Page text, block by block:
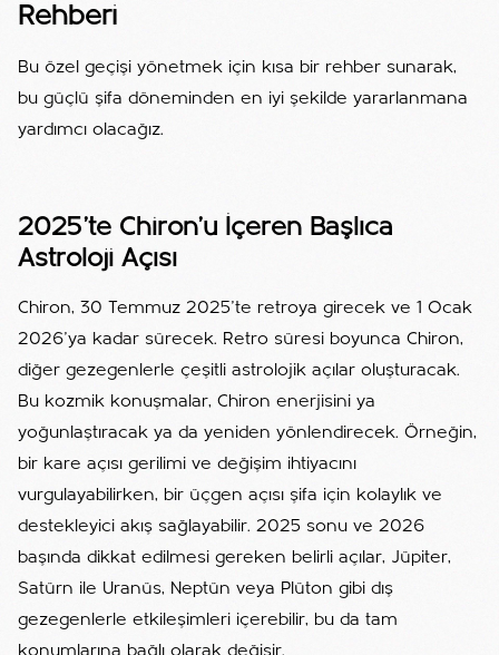
Rehberi
Bu özel geçişi yönetmek için kısa bir rehber sunarak,
bu güçlü şifa döneminden en iyi şekilde yararlanmana
yardımcı olacağız.
2025'te Chiron'u İçeren Başlıca
Astroloji Açısı
Chiron, 30 Temmuz 2025'te retroya girecek ve 1 Ocak
2026'ya kadar sürecek. Retro süresi boyunca Chiron,
diğer gezegenlerle çeşitli astrolojik açılar oluşturacak.
Bu kozmik konuşmalar, Chiron enerjisini ya
yoğunlaştıracak ya da yeniden yönlendirecek. Örneğin,
bir kare açısı gerilimi ve değişim ihtiyacını
vurgulayabilirken, bir üçgen açısı şifa için kolaylık ve
destekleyici akış sağlayabilir. 2025 sonu ve 2026
başında dikkat edilmesi gereken belirli açılar, Jüpiter,
Satürn ile Uranüs, Neptün veya Plüton gibi dış
gezegenlerle etkileşimleri içerebilir, bu da tam